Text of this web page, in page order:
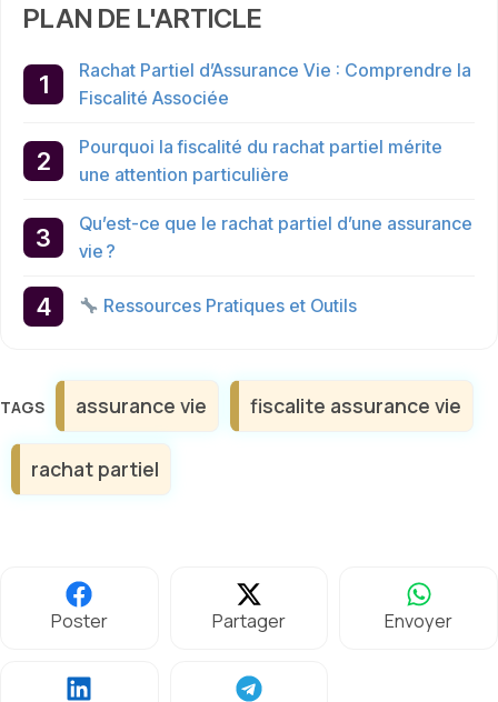
PLAN DE L'ARTICLE
Rachat Partiel d’Assurance Vie : Comprendre la
Fiscalité Associée
Pourquoi la fiscalité du rachat partiel mérite
une attention particulière
Qu’est-ce que le rachat partiel d’une assurance
vie ?
Ressources Pratiques et Outils
Étiquettes
assurance vie fiscalite assurance vie
rachat partiel
Poster Partager Envoyer